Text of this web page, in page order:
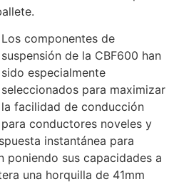
Los componentes de
suspensión de la CBF600 han
sido especialmente
seleccionados para maximizar
la facilidad de conducción
para conductores noveles y
instantánea para
poniendo sus capacidades a
una horquilla de 41mm